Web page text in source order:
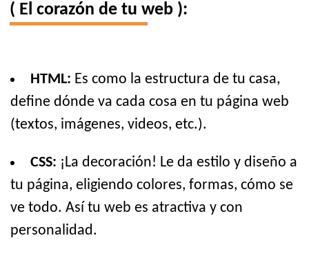
( El corazón de tu web ):
HTML: Es como la estructura de tu casa,
define dónde va cada cosa en tu página web
(textos, imágenes, videos, etc.).
CSS: ¡La decoración! Le da estilo y diseño a
tu página, eligiendo colores, formas, cómo se
ve todo. Así tu web es atractiva y con
personalidad.